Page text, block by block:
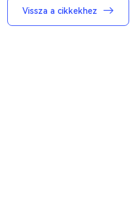
Vissza a cikkekhez